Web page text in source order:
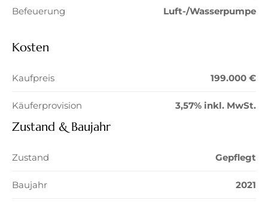
Befeuerung Luft-/Wasserpumpe
Kosten
Kaufpreis 199.000 €
Käuferprovision 3,57% inkl. MwSt.
Zustand & Baujahr
Zustand Gepflegt
Baujahr 2021